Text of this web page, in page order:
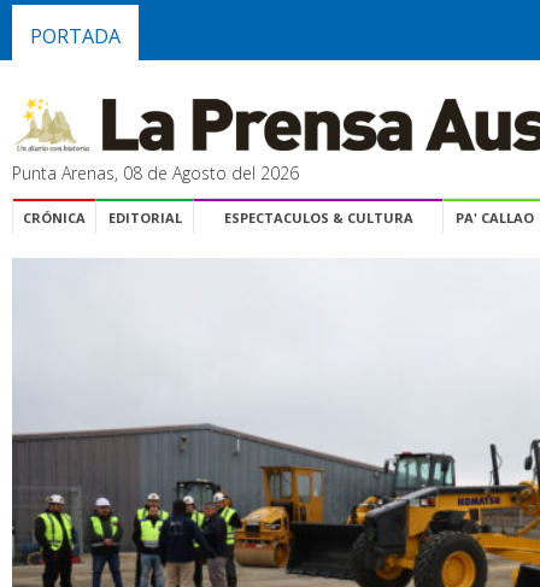
PORTADA
Punta Arenas, 08 de Agosto del 2026
CRÓNICA EDITORIAL ESPECTACULOS & CULTURA PA' CALLAO